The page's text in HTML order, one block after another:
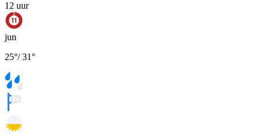
12 uur
jun
25°/31°